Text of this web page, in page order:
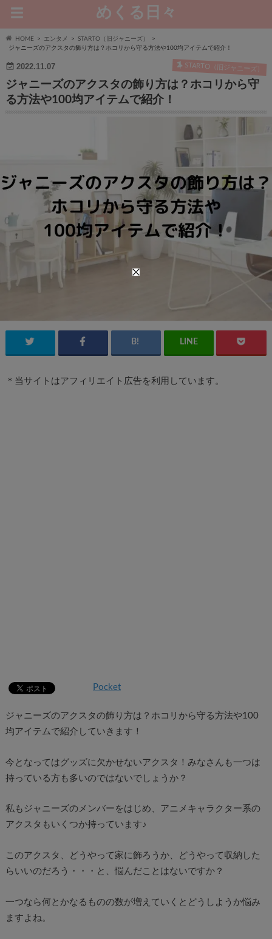
めくる日々
HOME エンタメ
STARTO（旧ジャニーズ）
ジャニーズのアクスタの飾り方は？ホコリから守る方法や100均アイテムで紹介！
2022.11.07 STARTO（旧ジャニーズ）
ジャニーズのアクスタの飾り方は？ホコリから守
る方法や100均アイテムで紹介！
＊当サイトはアフィリエイト広告を利用しています。
Pocket
ジャニーズのアクスタの飾り方は？ホコリから守る方法や100
均アイテムで紹介していきます！
今となってはグッズに欠かせないアクスタ！みなさんも一つは
持っている方も多いのではないでしょうか？
私もジャニーズのメンバーをはじめ、アニメキャラクター系の
アクスタもいくつか持っています♪
このアクスタ、どうやって家に飾ろうか、どうやって収納した
らいいのだろう・・・と、悩んだことはないですか？
一つなら何とかなるものの数が増えていくとどうしようか悩み
ますよね。